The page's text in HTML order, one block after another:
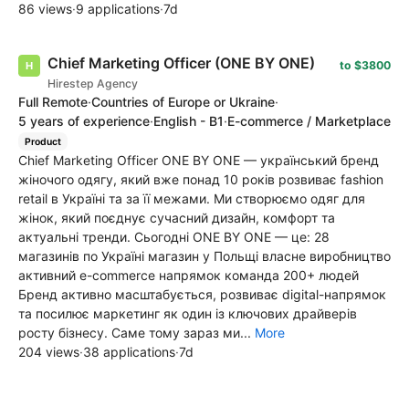
86 views·9 applications·7d
Chief Marketing Officer (ONE BY ONE)
Hirestep Agency
to $3800
Full Remote·Countries of Europe or Ukraine·
5 years of experience·English - B1·E-commerce / Marketplace
Product
Chief Marketing Officer ONE BY ONE — український бренд
жіночого одягу, який вже понад 10 років розвиває fashion
retail в Україні та за її межами. Ми створюємо одяг для
жінок, який поєднує сучасний дизайн, комфорт та
актуальні тренди. Сьогодні ONE BY ONE — це: 28
магазинів по Україні магазин у Польщі власне виробництво
активний e-commerce напрямок команда 200+ людей
Бренд активно масштабується, розвиває digital-напрямок
та посилює маркетинг як один із ключових драйверів
росту бізнесу. Саме тому зараз ми... More
204 views·38 applications·7d